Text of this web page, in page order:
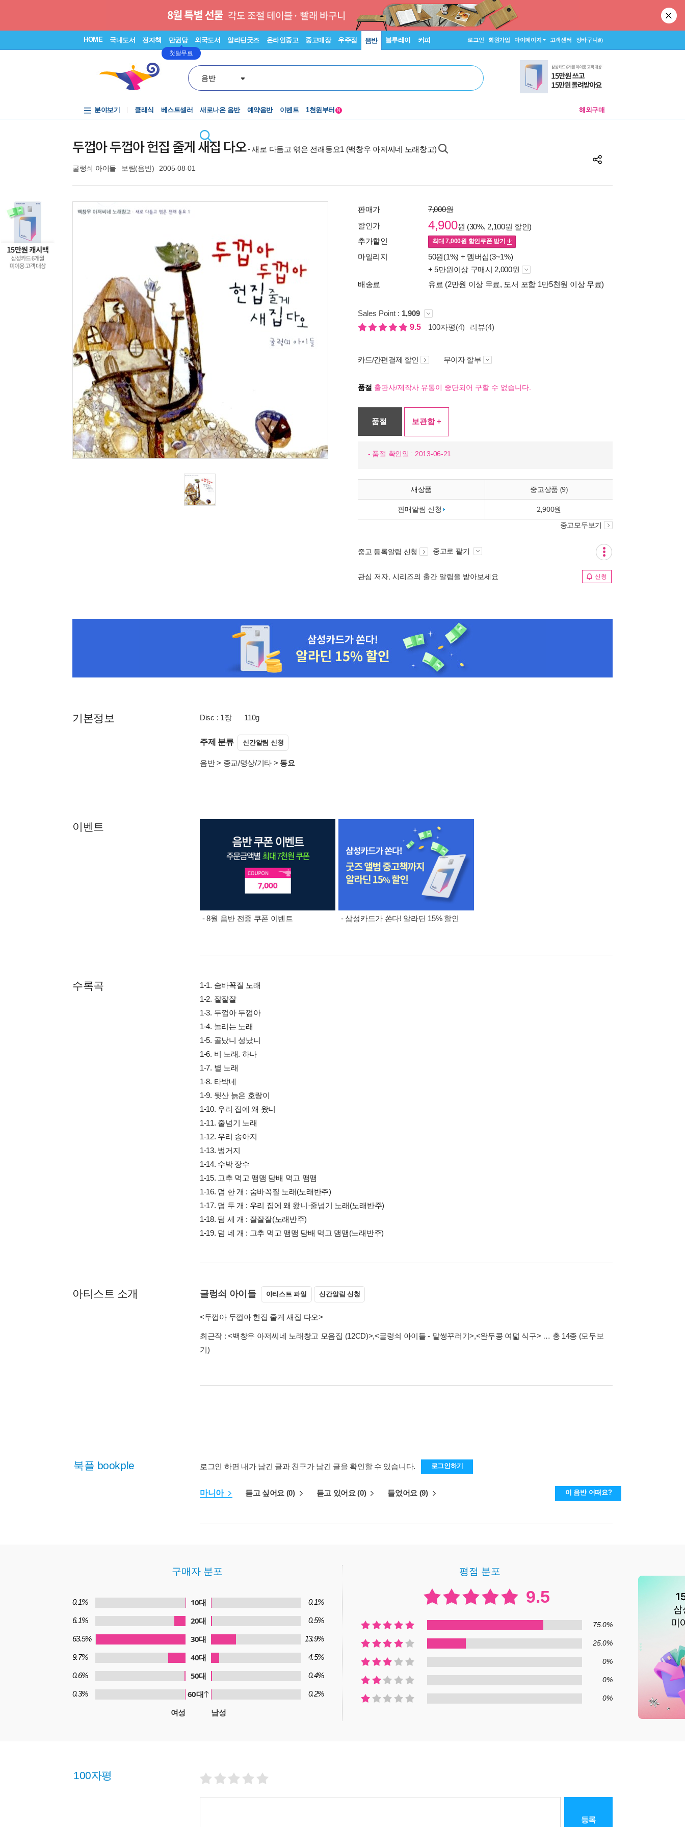
HOME 국내도서 전자책 만권당
첫달무료
외국도서 알라딘굿즈 온라인중고 중고매장 우주점 음반 블루레이 커피 로그인 회원가입 마이페이지 고객센터 장바구니(0)
음반
분야보기 클래식 베스트셀러 새로나온 음반 예약음반 이벤트
1천원부터
N 해외구매
두껍아 두껍아 헌집 줄게 새집 다오- 새로 다듬고 엮은 전래동요1 (백창우 아저씨네 노래창고)
굴렁쇠 아이들 보림(음반) 2005-08-01
판매가
7,000원
할인가
4,900원 (30%, 2,100원 할인)
추가할인
최대7,000원 할인쿠폰 받기
마일리지 50원(1%) + 멤버십(3~1%)
+ 5만원이상 구매시 2,000원
배송료
유료 (2만원 이상 무료, 도서 포함 1만5천원 이상 무료)
Sales Point : 1,909
9.5
100자평(4) 리뷰(4)
카드/간편결제 할인 무이자 할부
품절 출판사/제작사 유통이 중단되어 구할 수 없습니다.
품절 보관함 +
- 품절 확인일 : 2013-06-21
새상품 중고상품 (9)
판매알림 신청 2,900원
중고모두보기
중고 등록알림 신청 중고로 팔기
관심 저자, 시리즈의 출간 알림을 받아보세요 신청
기본정보 Disc : 1장 110g
주제 분류 신간알림 신청
음반> 종교/명상/기타 > 동요
이벤트
- 8월 음반 전종 쿠폰 이벤트 - 삼성카드가 쏜다! 알라딘 15% 할인
수록곡
1-1. 숨바꼭질 노래
1-2. 잘잘잘
1-3. 두껍아 두껍아
1-4. 놀리는 노래
1-5. 골났니 성났니
1-6. 비 노래. 하나
1-7. 별 노래
1-8. 타박네
1-9. 뒷산 늙은 호랑이
1-10. 우리 집에 왜 왔니
1-11. 줄넘기 노래
1-12. 우리 송아지
1-13. 벙거지
1-14. 수박 장수
1-15. 고추 먹고 맴맴 담배 먹고 맴맴
1-16. 덤 한 개 : 숨바꼭질 노래(노래반주)
1-17. 덤 두 개 : 우리 집에 왜 왔니·줄넘기 노래(노래반주)
1-18. 덤 세 개 : 잘잘잘(노래반주)
1-19. 덤 네 개 : 고추 먹고 맴맴 담배 먹고 맴맴(노래반주)
아티스트 소개 굴렁쇠 아이들 아티스트 파일 신간알림 신청
<두껍아 두껍아 헌집 줄게 새집 다오>
최근작 :<백창우 아저씨네 노래창고 모음집 (12CD)>,<굴렁쇠 아이들 - 말썽꾸러기>,<완두콩 여덟 식구> … 총 14종 (모두보
기)
북플 bookple 로그인 하면 내가 남긴 글과 친구가 남긴 글을 확인할 수 있습니다. 로그인하기
마니아 듣고 싶어요 (0) 듣고 있어요 (0) 들었어요 (9) 이 음반 어때요?
구매자 분포
0.1% 10대 0.1%
6.1% 20대 0.5%
63.5% 30대 13.9%
9.7% 40대 4.5%
0.6% 50대 0.4%
0.3% 60대 0.2%
여성 남성
평점 분포
9.5
75.0%
25.0%
0%
0%
0%
100자평
등록